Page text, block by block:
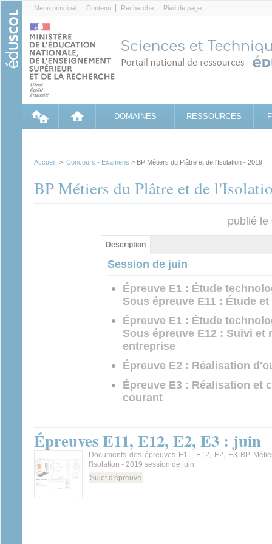
Menu principal Contenu Recherche Pied de page
DOMAINES RESSOURCES
Accueil > Concours - Examens > BP Métiers du Plâtre et de l'Isolation - 2019
BP Métiers du Plâtre et de
publié
Groupe principal
Description
actif)
Session de juin
Épreuve E1 : Étude
Sous épreuve E11 : Étude
Épreuve E1 : Étude
Sous épreuve E12 : Suivi
entreprise
Épreuve E2 : Réalisation
Épreuve E3 : Réalisation et
courant
Épreuves E11, E12, E2, E3 : juin
Documents des épreuves E11, E12, E2, E3 BP
l'isolation - 2019 session de juin
Sujet d'épreuve